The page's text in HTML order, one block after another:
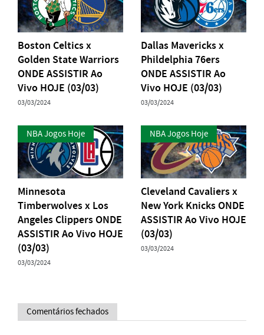
Boston Celtics x
Golden State Warriors
ONDE ASSISTIR Ao
Vivo HOJE (03/03)
03/03/2024
Dallas Mavericks x
Phildelphia 76ers
ONDE ASSISTIR Ao
Vivo HOJE (03/03)
03/03/2024
NBA Jogos Hoje
Minnesota
Timberwolves x Los
Angeles Clippers ONDE
ASSISTIR Ao Vivo HOJE
(03/03)
03/03/2024
NBA Jogos Hoje
Cleveland Cavaliers x
New York Knicks ONDE
ASSISTIR Ao Vivo HOJE
(03/03)
03/03/2024
Comentários fechados